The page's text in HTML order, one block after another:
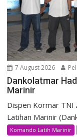
7 August 2026
Dankolatmar
Marinir
Dispen Kormar TNI
Latihan Marinir
Komando Latih Marinir